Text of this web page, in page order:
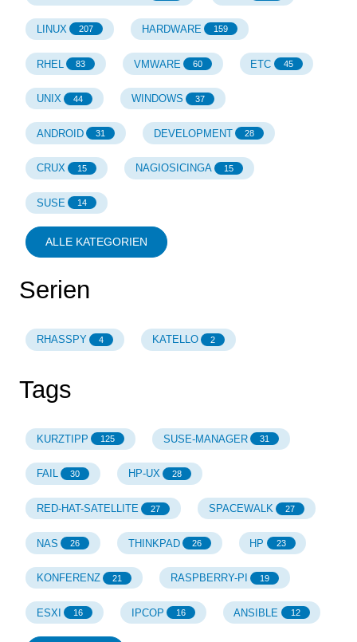
LINUX 207 HARDWARE 159
RHEL 83 VMWARE 60 ETC 45
UNIX 44 WINDOWS 37
ANDROID 31 DEVELOPMENT 28
CRUX 15 NAGIOSICINGA 15
SUSE 14
ALLE KATEGORIEN
Serien
RHASSPY 4 KATELLO 2
Tags
KURZTIPP 125 SUSE-MANAGER 31
FAIL 30 HP-UX 28
RED-HAT-SATELLITE 27 SPACEWALK 27
NAS 26 THINKPAD 26 HP 23
KONFERENZ 21 RASPBERRY-PI 19
ESXI 16 IPCOP 16 ANSIBLE 12